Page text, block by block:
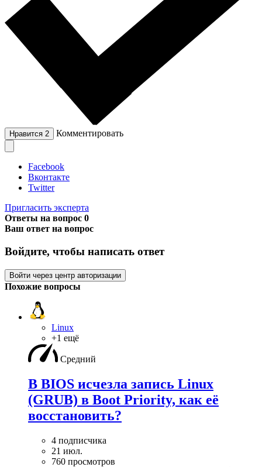
Нравится 2 Комментировать
Facebook
Вконтакте
Twitter
Пригласить эксперта
Ответы на вопрос 0
Ваш ответ на вопрос
Войдите, чтобы написать ответ
Войти через центр авторизации
Похожие вопросы
Linux
+1 ещё
Средний
В BIOS исчезла запись Linux
(GRUB) в Boot Priority, как её
восстановить?
4 подписчика
21 июл.
760 просмотров